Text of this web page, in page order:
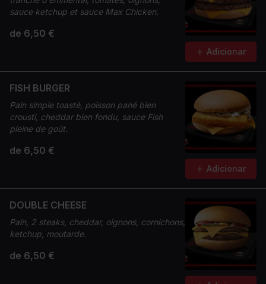
sauce ketchup et sauce Max Chicken.
de 6,50 €
Adicionar
FISH BURGER
Pain simple toasté, poisson pané bien
crousti, cheddar bien fondu, sauce Fish
pleine de goût.
de 6,50 €
Adicionar
DOUBLE CHEESE
Pain, 2 steaks, cheddar, oignons, cornichons,
ketchup, moutarde.
de 6,50 €